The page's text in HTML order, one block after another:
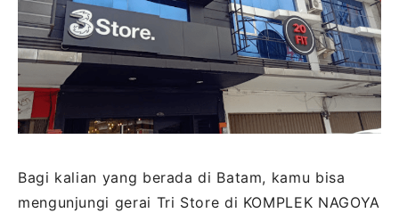
Bagi kalian yang berada di Batam, kamu bisa
mengunjungi gerai Tri Store di KOMPLEK NAGOYA